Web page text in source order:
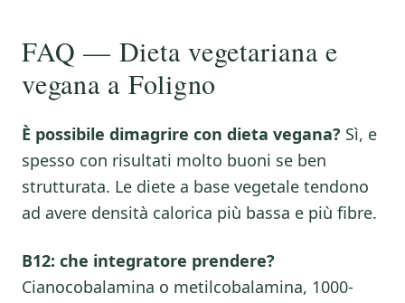
FAQ — Dieta vegetariana e
vegana a Foligno
È possibile dimagrire con dieta vegana? Sì, e
spesso con risultati molto buoni se ben
strutturata. Le diete a base vegetale tendono
ad avere densità calorica più bassa e più fibre.
B12: che integratore prendere?
Cianocobalamina o metilcobalamina, 1000-